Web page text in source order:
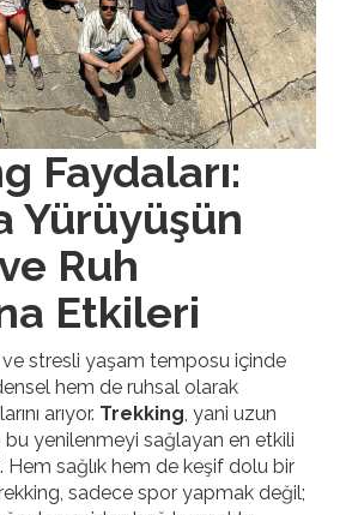
Faydaları:
Yürüyüşün
Ruh
Etkileri
ve stresli yaşam temposu içinde
hem de ruhsal olarak
arıyor. Trekking, yani uzun
yenilenmeyi sağlayan en etkili
Hem sağlık hem de keşif dolu bir
sadece spor yapmak değil;